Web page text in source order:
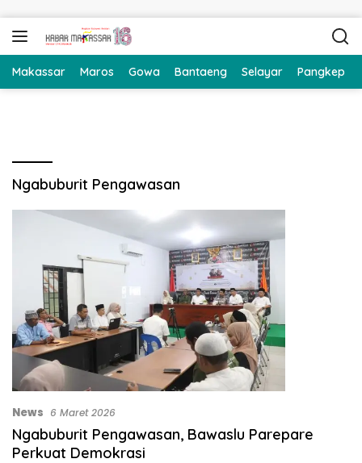
Makassar Maros Gowa Bantaeng Selayar Pangkep
Ngabuburit Pengawasan
News 6 Maret 2026
Ngabuburit Pengawasan, Bawaslu Parepare
Perkuat Demokrasi